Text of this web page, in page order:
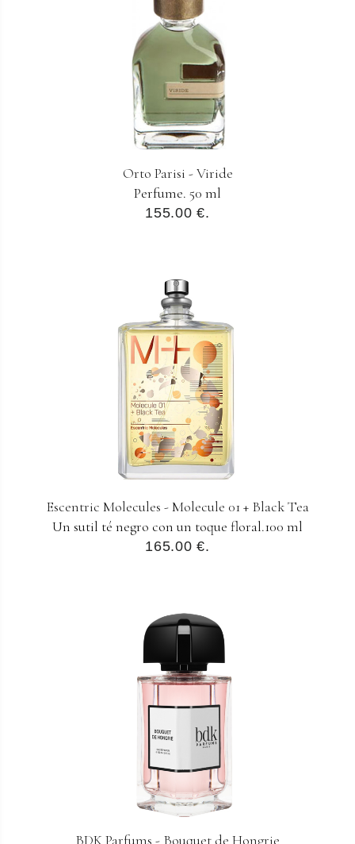
Orto Parisi - Viride
Perfume. 50 ml
155.00 €.
Escentric Molecules - Molecule 01 + Black Tea
Un sutil té negro con un toque floral.100 ml
165.00 €.
BDK Parfums - Bouquet de Hongrie